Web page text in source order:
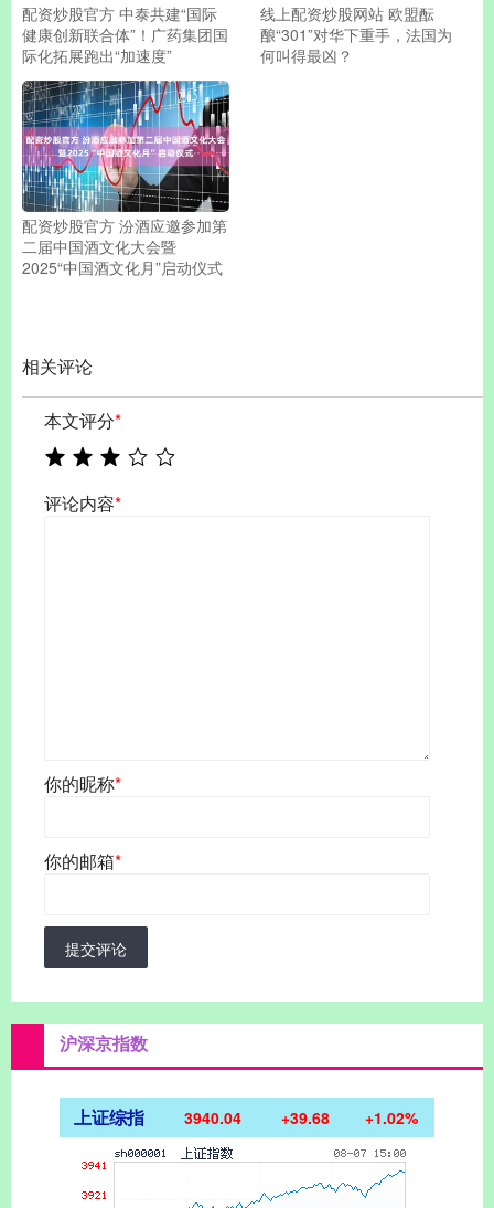
配资炒股官方 中泰共建“国际
健康创新联合体”！广药集团国
际化拓展跑出“加速度”
线上配资炒股网站 欧盟酝
酿“301”对华下重手，法国为
何叫得最凶？
配资炒股官方 汾酒应邀参加第
二届中国酒文化大会暨
2025“中国酒文化月”启动仪式
相关评论
本文评分*
评论内容*
你的昵称*
你的邮箱*
提交评论
沪深京指数
上证综指 3940.04 +39.68 +1.02%